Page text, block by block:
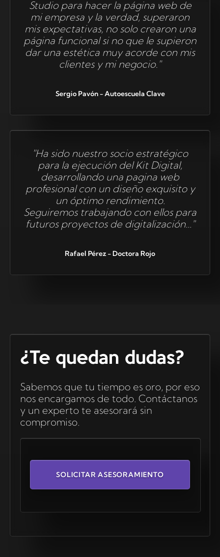
Studio para hacer la página web de
mi empresa y la verdad, superaron
mis expectativas, no solo crearon una
página funcional si no que le supieron
dar una estética muy acorde con mis
clientes y mi negocio."
Sergio Pavón - Autoescuela Clave
"Ha sido nuestro socio estratégico
para la ejecución del Kit Digital,
desarrollando una pagina web
profesional con un diseño exquisito y
un óptimo rendimiento.
Seguiremos trabajando con ellos para
futuros proyectos de digitalización..."
Rafael Pérez - Doctora Rojo
¿Te quedan dudas?
Sabemos que tu tiempo es oro, por eso
nos encargamos de todo. Contáctanos
y un experto te asesorará sin
compromiso.
SOLICITAR ASESORAMIENTO